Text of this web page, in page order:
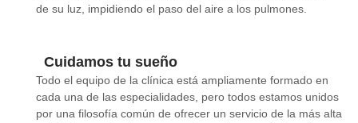
de su luz, impidiendo el paso del aire a los pulmones.
Cuidamos tu sueño
Todo el equipo de la clínica está ampliamente formado en
cada una de las especialidades, pero todos estamos unidos
por una filosofía común de ofrecer un servicio de la más alta